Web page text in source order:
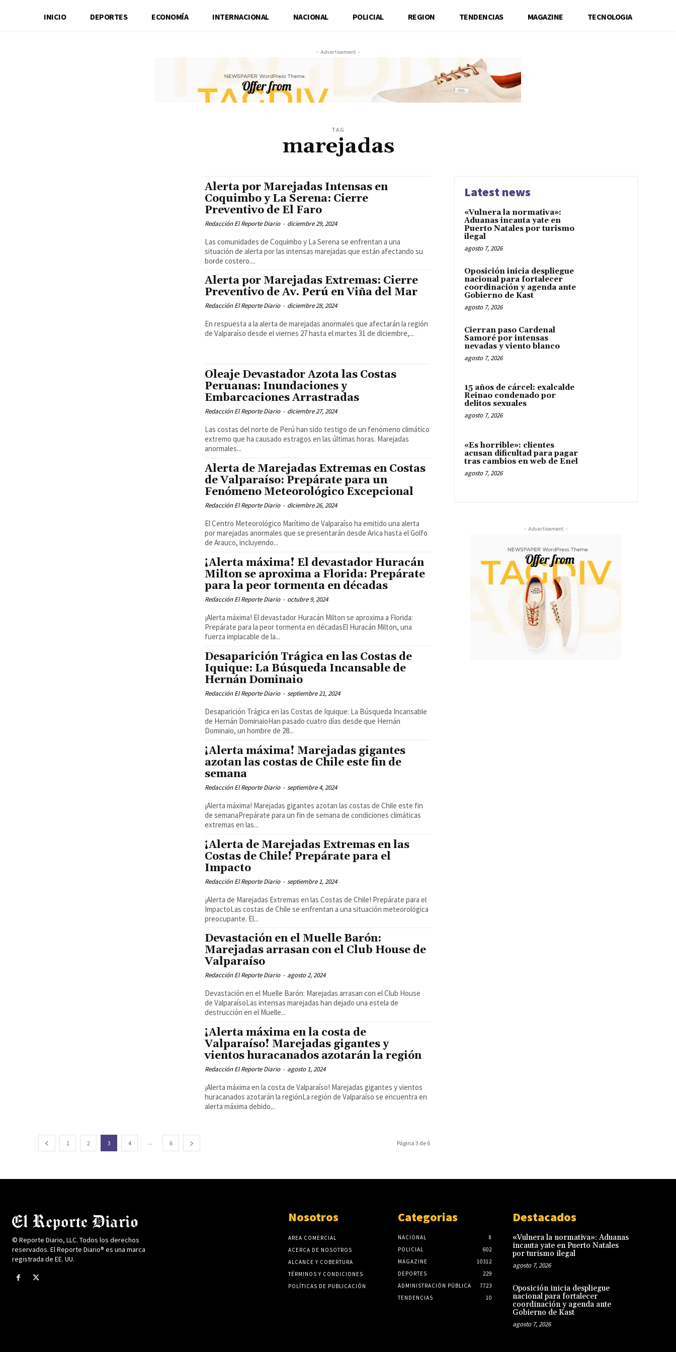
INICIO DEPORTES ECONOMÍA INTERNACIONAL NACIONAL POLICIAL REGION TENDENCIAS MAGAZINE TECNOLOGIA
- Advertisement -
TAG
marejadas
Alerta por Marejadas Intensas en
Coquimbo y La Serena: Cierre
Preventivo de El Faro
Redacción El Reporte Diario - diciembre 29, 2024
Las comunidades de Coquimbo y La Serena se enfrentan a una
situación de alerta por las intensas marejadas que están afectando su
borde costero....
Alerta por Marejadas Extremas: Cierre
Preventivo de Av. Perú en Viña del Mar
Redacción El Reporte Diario - diciembre 28, 2024
En respuesta a la alerta de marejadas anormales que afectarán la región
de Valparaíso desde el viernes 27 hasta el martes 31 de diciembre,...
Oleaje Devastador Azota las Costas
Peruanas: Inundaciones y
Embarcaciones Arrastradas
Redacción El Reporte Diario - diciembre 27, 2024
Las costas del norte de Perú han sido testigo de un fenómeno climático
extremo que ha causado estragos en las últimas horas. Marejadas
anormales...
Alerta de Marejadas Extremas en Costas
de Valparaíso: Prepárate para un
Fenómeno Meteorológico Excepcional
Redacción El Reporte Diario - diciembre 26, 2024
El Centro Meteorológico Marítimo de Valparaíso ha emitido una alerta
por marejadas anormales que se presentarán desde Arica hasta el Golfo
de Arauco, incluyendo...
¡Alerta máxima! El devastador Huracán
Milton se aproxima a Florida: Prepárate
para la peor tormenta en décadas
Redacción El Reporte Diario - octubre 9, 2024
¡Alerta máxima! El devastador Huracán Milton se aproxima a Florida:
Prepárate para la peor tormenta en décadasEl Huracán Milton, una
fuerza implacable de la...
Desaparición Trágica en las Costas de
Iquique: La Búsqueda Incansable de
Hernán Dominaio
Redacción El Reporte Diario - septiembre 21, 2024
Desaparición Trágica en las Costas de Iquique: La Búsqueda Incansable
de Hernán DominaioHan pasado cuatro días desde que Hernán
Dominaio, un hombre de 28...
¡Alerta máxima! Marejadas gigantes
azotan las costas de Chile este fin de
semana
Redacción El Reporte Diario - septiembre 4, 2024
¡Alerta máxima! Marejadas gigantes azotan las costas de Chile este fin
de semanaPrepárate para un fin de semana de condiciones climáticas
extremas en las...
¡Alerta de Marejadas Extremas en las
Costas de Chile! Prepárate para el
Impacto
Redacción El Reporte Diario - septiembre 1, 2024
¡Alerta de Marejadas Extremas en las Costas de Chile! Prepárate para el
ImpactoLas costas de Chile se enfrentan a una situación meteorológica
preocupante. El...
Devastación en el Muelle Barón:
Marejadas arrasan con el Club House de
Valparaíso
Redacción El Reporte Diario - agosto 2, 2024
Devastación en el Muelle Barón: Marejadas arrasan con el Club House
de ValparaísoLas intensas marejadas han dejado una estela de
destrucción en el Muelle...
¡Alerta máxima en la costa de
Valparaíso! Marejadas gigantes y
vientos huracanados azotarán la región
Redacción El Reporte Diario - agosto 1, 2024
¡Alerta máxima en la costa de Valparaíso! Marejadas gigantes y vientos
huracanados azotarán la regiónLa región de Valparaíso se encuentra en
alerta máxima debido...
1 2 3 4 ... 6 Página 3 de 6
Latest news
«Vulnera la normativa»:
Aduanas incauta yate en
Puerto Natales por turismo
ilegal
agosto 7, 2026
Oposición inicia despliegue
nacional para fortalecer
coordinación y agenda ante
Gobierno de Kast
agosto 7, 2026
Cierran paso Cardenal
Samoré por intensas
nevadas y viento blanco
agosto 7, 2026
15 años de cárcel: exalcalde
Reinao condenado por
delitos sexuales
agosto 7, 2026
«Es horrible»: clientes
acusan dificultad para pagar
tras cambios en web de Enel
agosto 7, 2026
- Advertisement -
© Reporte Diario, LLC. Todos los derechos
reservados. El Reporte Diario® es una marca
registrada de EE. UU.
Nosotros
AREA COMERCIAL
ACERCA DE NOSOTROS
ALCANCE Y COBERTURA
TÉRMINOS Y CONDICIONES
POLÍTICAS DE PUBLICACIÓN
Categorias
NACIONAL
8
POLICIAL
602
MAGAZINE
10312
DEPORTES
229
ADMINISTRACIÓN PÚBLICA
7723
TENDENCIAS
10
Destacados
«Vulnera la normativa»: Aduanas
incauta yate en Puerto Natales
por turismo ilegal
agosto 7, 2026
Oposición inicia despliegue
nacional para fortalecer
coordinación y agenda ante
Gobierno de Kast
agosto 7, 2026